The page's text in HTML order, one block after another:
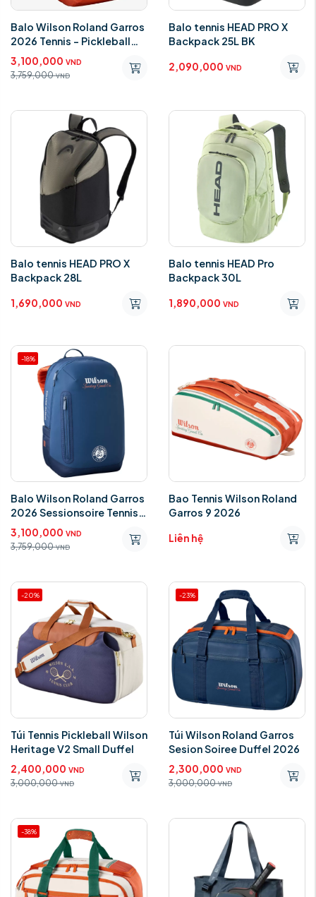
Balo Wilson Roland Garros
2026 Tennis - Pickleball
Backpack WR8052601001
3,100,000 VND
3,759,000 VND
Balo tennis HEAD PRO X
Backpack 25L BK
2,090,000 VND
Balo tennis HEAD PRO X
Backpack 28L
1,690,000 VND
Balo tennis HEAD Pro
Backpack 30L
1,890,000 VND
-18%
Balo Wilson Roland Garros
2026 Sessionsoire Tennis
Backpack WR8054001001
3,100,000 VND
3,759,000 VND
Bao Tennis Wilson Roland
Garros 9 2026
Liên hệ
-20%
Túi Tennis Pickleball Wilson
Heritage V2 Small Duffel
2,400,000 VND
3,000,000 VND
-23%
Túi Wilson Roland Garros
Sesion Soiree Duffel 2026
2,300,000 VND
3,000,000 VND
-38%